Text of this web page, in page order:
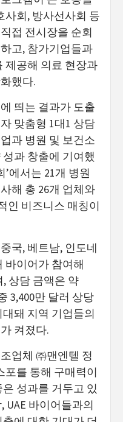
사회, 방사선사회 등
접 전시장을 순회
고, 참가기업들과
제공해 의료 현장과
했다.
띄는 결과가 도출
맞춤형 1대1 상담
과 병원 및 보건소
과 창출에 기여했
’에서는 21개 병원
해 총 26개 업체와
인 비즈니스 매칭이
국, 베트남, 인도네
바이어가 참여해
상담 금액은 약
3,400만 달러 상당
돼 지역 기업들의
켜졌다.
업체 ㈜맨엔텔 정
포를 통해 구매력이
성과를 거두고 있
UAE 바이어들과의